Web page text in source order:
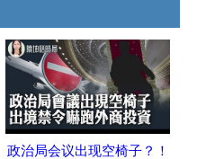
政治局会议出现空椅子？！